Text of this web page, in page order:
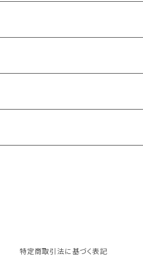
特定商取引法に基づく表記